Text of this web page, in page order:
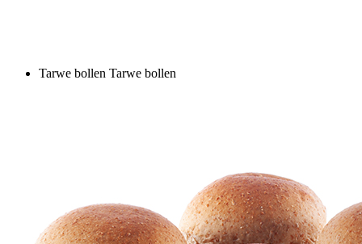
Tarwe bollen Tarwe bollen